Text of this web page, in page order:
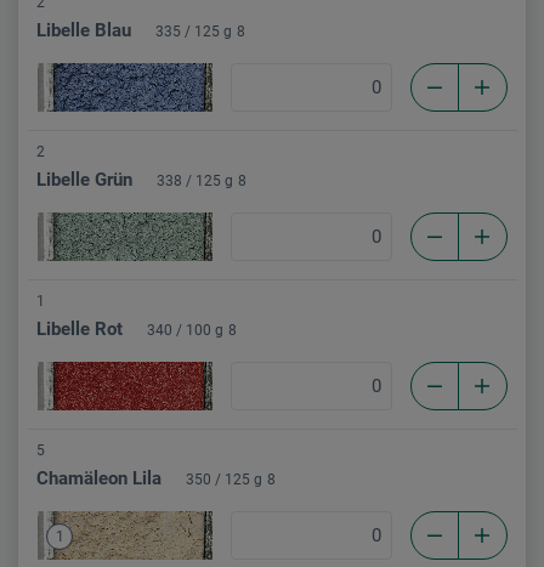
Libelle Blau 335 / 125 g 8
2
Libelle Grün 338 / 125 g 8
1
Libelle Rot 340 / 100 g 8
5
Chamäleon Lila 350 / 125 g 8
1